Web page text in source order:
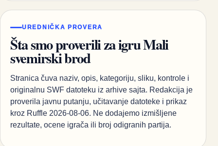
UREDNIČKA PROVERA
Šta smo proverili za igru Mali
svemirski brod
Stranica čuva naziv, opis, kategoriju, sliku, kontrole i
originalnu SWF datoteku iz arhive sajta. Redakcija je
proverila javnu putanju, učitavanje datoteke i prikaz
kroz Ruffle 2026-08-06. Ne dodajemo izmišljene
rezultate, ocene igrača ili broj odigranih partija.